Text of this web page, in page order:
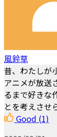
風鈴草
昔、わたしが
アニメが放送
るまで好きな
とを考えさせ
Good (1)